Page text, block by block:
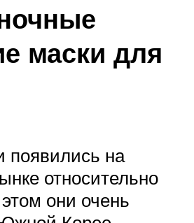
маски для
появились на
относительно
они очень